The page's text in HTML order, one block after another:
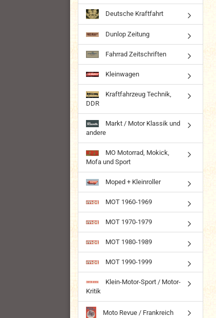
Deutsche Kraftfahrt
Dunlop Zeitung
Fahrrad Zeitschriften
Kleinwagen
Kraftfahrzeug Technik,
DDR
Markt / Motor Klassik und
andere
MO Motorrad, Mokick,
Mofa und Sport
Moped + Kleinroller
MOT 1960-1969
MOT 1970-1979
MOT 1980-1989
MOT 1990-1999
Klein-Motor-Sport / Motor-
Kritik
Moto Revue / Frankreich